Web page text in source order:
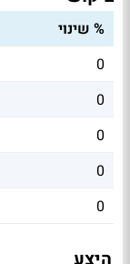
% שינוי
0
0
0
0
0